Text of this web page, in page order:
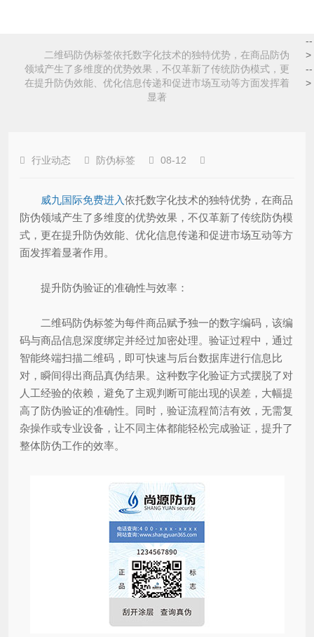
二维码防伪标签依托数字化技术的独特优势，在商品防伪
领域产生了多维度的优势效果，不仅革新了传统防伪模式，更
在提升防伪效能、优化信息传递和促进市场互动等方面发挥着
显著
行业动态 防伪标签 08-12
威九国际免费进入依托数字化技术的独特优势，在商品
防伪领域产生了多维度的优势效果，不仅革新了传统防伪模
式，更在提升防伪效能、优化信息传递和促进市场互动等方
面发挥着显著作用。
提升防伪验证的准确性与效率：
二维码防伪标签为每件商品赋予独一的数字编码，该编
码与商品信息深度绑定并经过加密处理。验证过程中，通过
智能终端扫描二维码，即可快速与后台数据库进行信息比
对，瞬间得出商品真伪结果。这种数字化验证方式摆脱了对
人工经验的依赖，避免了主观判断可能出现的误差，大幅提
高了防伪验证的准确性。同时，验证流程简洁有效，无需复
杂操作或专业设备，让不同主体都能轻松完成验证，提升了
整体防伪工作的效率。
--
>
--
>